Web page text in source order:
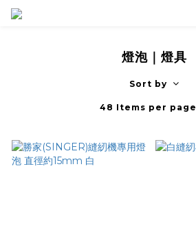
燈泡｜燈具
Sort by
48 Items per page